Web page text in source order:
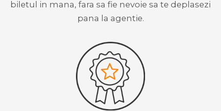
biletul in mana, fara sa fie nevoie sa te deplasezi
pana la agentie.